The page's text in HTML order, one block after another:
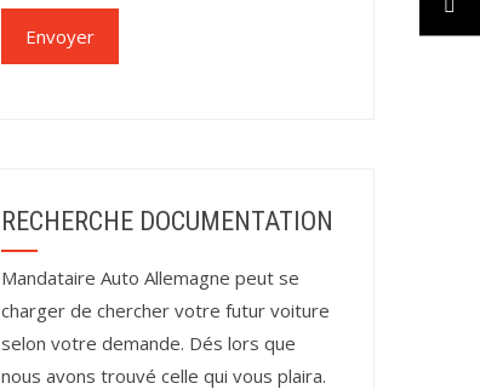
RECHERCHE DOCUMENTATION
Mandataire Auto Allemagne peut se
charger de chercher votre futur voiture
selon votre demande. Dés lors que
nous avons trouvé celle qui vous plaira.